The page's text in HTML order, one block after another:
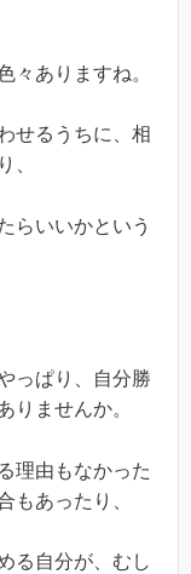
々ありますね。
せるうちに、相
、
らいいかという
っぱり、自分勝
りませんか。
理由もなかった
もあったり、
る自分が、むし